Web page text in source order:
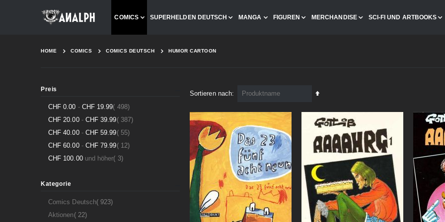
COMICS SUPERHELDEN DEUTSCH MANGA FIGUREN MERCHANDISE SCI-FI UND ARTBOOKS
HOME COMICS COMICS DEUTSCH HUMOR CARTOON
Sortieren nach
In
Reihenfolge
Preis
CHF 0.00 - CHF 19.99 498Artikel
CHF 20.00- CHF 39.99 387Artikel
CHF 40.00- CHF 59.99 55Artikel
CHF 60.00- CHF 79.99 12Artikel
CHF 100.00und höher 3Artikel
Kategorie
Comics Deutsch 923Artikel
Aktionen 22Artikel